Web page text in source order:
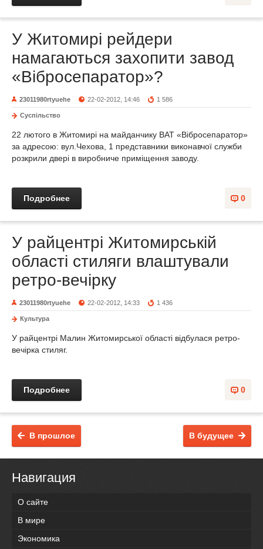
У Житомирі рейдери
намагаються захопити завод
«Вібросепаратор»?
23011980rtyuehe 22-02-2012, 14:46 1 586
Суспільство
22 лютого в Житомирі на майданчику ВАТ «Вібросепаратор»
за адресою: вул.Чехова, 1 представники виконавчої служби
розкрили двері в виробниче приміщення заводу.
0
Подробнее
У райцентрі Житомирській
області стиляги влаштували
ретро-вечірку
23011980rtyuehe 22-02-2012, 14:33 1 436
Культура
У райцентрі Малин Житомирської області відбулася ретро-
вечірка стиляг.
0
Подробнее
В будущее
В прошлое
Навигация
О сайте
В мире
Экономика